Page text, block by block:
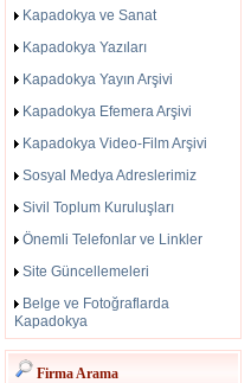
Kapadokya ve Sanat
Kapadokya Yazıları
Kapadokya Yayın Arşivi
Kapadokya Efemera Arşivi
Kapadokya Video-Film Arşivi
Sosyal Medya Adreslerimiz
Sivil Toplum Kuruluşları
Önemli Telefonlar ve Linkler
Site Güncellemeleri
Belge ve Fotoğraflarda
Kapadokya
Firma Arama